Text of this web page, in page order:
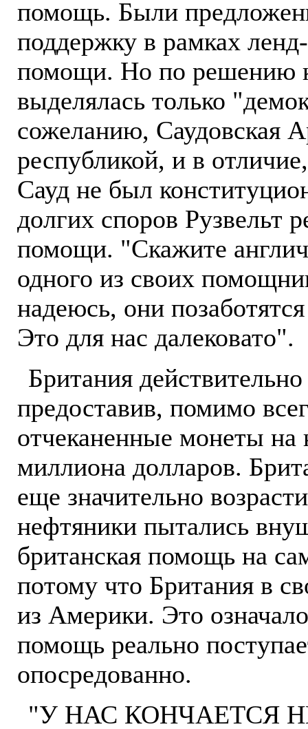
помощь. Были
поддержку в рамках
помощи. Но по решению
выделялась только
сожеланию, Саудовская
республикой, и в
Сауд не был
долгих споров Рузвельт
помощи. "Скажите
одного из своих
надеюсь, они
Это для нас далековато".
Британия
предоставив, помимо
отчеканенные монеты
миллиона долларов.
еще значительно
нефтяники пытались
британская помощь на
потому что Британия в
из Америки. Это
помощь реально
опосредованно.
"У НАС КОНЧАЕТСЯ